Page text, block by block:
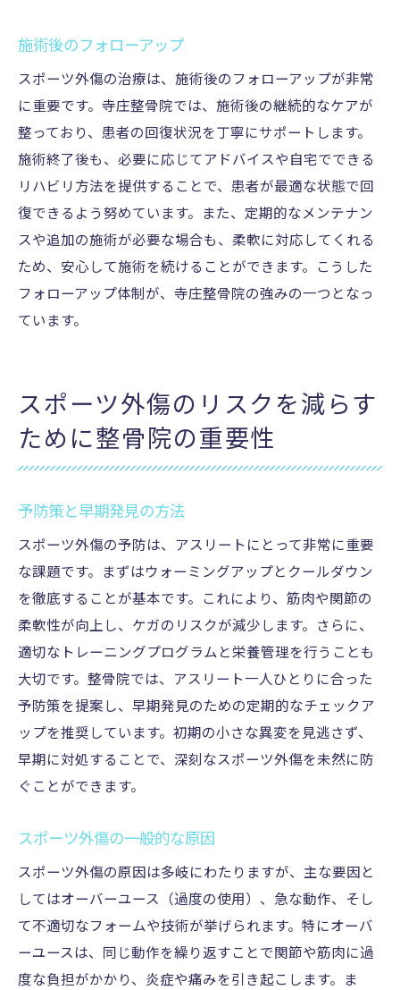
施術後のフォローアップ
スポーツ外傷の治療は、施術後のフォローアップが非常
に重要です。寺庄整骨院では、施術後の継続的なケアが
整っており、患者の回復状況を丁寧にサポートします。
施術終了後も、必要に応じてアドバイスや自宅でできる
リハビリ方法を提供することで、患者が最適な状態で回
復できるよう努めています。また、定期的なメンテナン
スや追加の施術が必要な場合も、柔軟に対応してくれる
ため、安心して施術を続けることができます。こうした
フォローアップ体制が、寺庄整骨院の強みの一つとなっ
ています。
スポーツ外傷のリスクを減らす
ために整骨院の重要性
予防策と早期発見の方法
スポーツ外傷の予防は、アスリートにとって非常に重要
な課題です。まずはウォーミングアップとクールダウン
を徹底することが基本です。これにより、筋肉や関節の
柔軟性が向上し、ケガのリスクが減少します。さらに、
適切なトレーニングプログラムと栄養管理を行うことも
大切です。整骨院では、アスリート一人ひとりに合った
予防策を提案し、早期発見のための定期的なチェックア
ップを推奨しています。初期の小さな異変を見逃さず、
早期に対処することで、深刻なスポーツ外傷を未然に防
ぐことができます。
スポーツ外傷の一般的な原因
スポーツ外傷の原因は多岐にわたりますが、主な要因と
してはオーバーユース（過度の使用）、急な動作、そし
て不適切なフォームや技術が挙げられます。特にオーバ
ーユースは、同じ動作を繰り返すことで関節や筋肉に過
度な負担がかかり、炎症や痛みを引き起こします。ま